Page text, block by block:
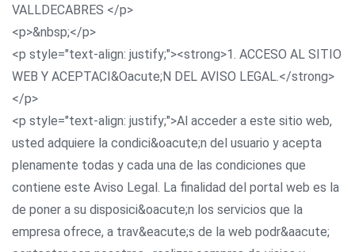
VALLDECABRES </p>
<p>&nbsp;</p>
<p style="text-align: justify;"><strong>1. ACCESO AL SITIO
WEB Y ACEPTACI&Oacute;N DEL AVISO LEGAL.</strong>
</p>
<p style="text-align: justify;">Al acceder a este sitio web,
usted adquiere la condici&oacute;n del usuario y acepta
plenamente todas y cada una de las condiciones que
contiene este Aviso Legal. La finalidad del portal web es la
de poner a su disposici&oacute;n los servicios que la
empresa ofrece, a trav&eacute;s de la web podr&aacute;